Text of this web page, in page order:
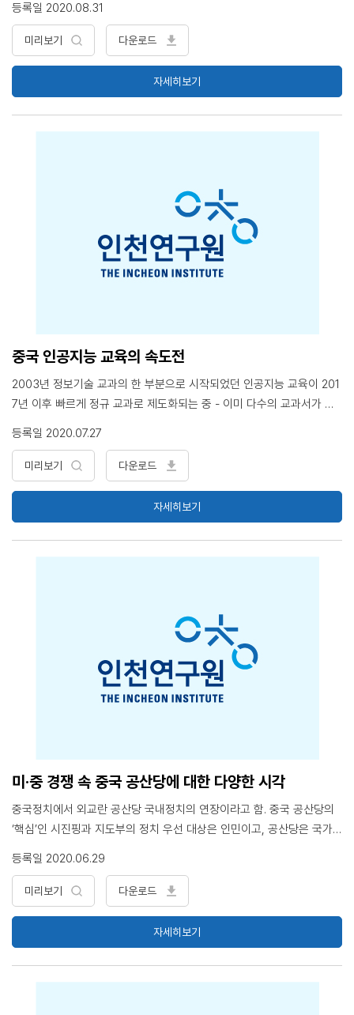
른 2차 산업과 3차 산업의 전력사용량 감소 등의 영향으로 1월부터 6월
까지 주요 대기오염물질의 평균농도가 저감했으나, 대기질에 있어서 O3
농도는 오히려 증가하는 추세를 보이면서 중국이 당면한 주요한 환경문
제로 부각되고 있음. 또한, 코로나19의 발생으로 의료폐기물 발생량이 급
격히 증가했으며, 인수공통 감염병 발생 방지를 위한 야생동물 관리 강
의 환경상태 변화 추이 2. 코로나19 발생과 주요 환경상태 영향 3. 2020
년 중국의 주요 환경정책 추진 현황 4. 평가
등록일 2020.08.31
미리보기 다운로드
자세히보기
중국 인공지능 교육의 속도전
2003년 정보기술 교과의 한 부분으로 시작되었던 인공지능 교육이 201
7년 이후 빠르게 정규 교과로 제도화되는 중 - 이미 다수의 교과서가 집
속도로 제도화되고 있으며, 둘째, 컴퓨터 교과를 넘어서는 범교과(汎敎
科)의 성격을 보이고, 셋째, 교육 단계를 고려할 때 상대적으로 그 수준이
높은 편 현재 중국의 인공지능은 영재 교육과 융합 교육의 양상, 일정 수
준 이상의 수학 능력을 갖춘 학생을 대상으로 하거나, 혹은 창의성 및 소
통 능력 함양에 초점을 맞춘 스팀(STEAM) 교육 가장 중요한 부분은 민
참여가 필요할 수 있음. 다만 적절한 수준의 가이드라인이 전제될 필요가
있음. <목 차> 1. 중국 교육, 코딩을 넘어 인공지능으로 2. 인공지능 교육
의 제도화 3. 인공지능 교육의 빠르기와 넓이, 그리고 깊이 4. 민간 기업
의 인공지능 교육 참여 5. 시사점, 한국의 상황이라면?
등록일 2020.07.27
미리보기 다운로드
자세히보기
미·중 경쟁 속 중국 공산당에 대한 다양한 시각
중국정치에서 외교란 공산당 국내정치의 연장이라고 함. 중국 공산당의
‘핵심’인 시진핑과 지도부의 정치 우선 대상은 인민이고, 공산당은 국가
는 중국 공산당 정부의 국내정치에서 인권, 민주, 언론자유, 통계 조작,
정부의 시장개입, 과학기술력 탈취, 홍콩 민주화, 소수민족 문제 등 공산
당 독재 문제를 거론하며, 중국의 확장전략을 기존 국제 질서에 대한 도
전행위로 인식하고 있음. 미·중 갈등이 더욱 심각해지는 상황에서 중국
양회에 나타난 중국 국내정치 이슈와 홍콩에 관련된 ‘국가보안법-국가안
등록일 2020.06.29
미리보기 다운로드
자세히보기